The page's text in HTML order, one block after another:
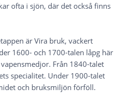
ofta i sjön, där det också finns
är Vira bruk, vackert
1600- och 1700-talen låpg här
Från 1840-talet
specialitet. Under 1900-talet
och bruksmiljön förföll.